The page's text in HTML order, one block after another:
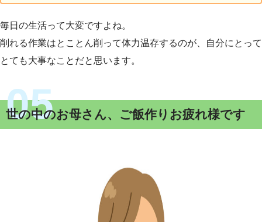
毎日の生活って大変ですよね。
削れる作業はとことん削って体力温存するのが、自分にとって
とても大事なことだと思います。
世の中のお母さん、ご飯作りお疲れ様です